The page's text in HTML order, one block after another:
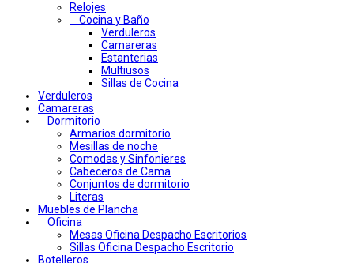
Relojes
Cocina y Baño
Verduleros
Camareras
Estanterias
Multiusos
Sillas de Cocina
Verduleros
Camareras
Dormitorio
Armarios dormitorio
Mesillas de noche
Comodas y Sinfonieres
Cabeceros de Cama
Conjuntos de dormitorio
Literas
Muebles de Plancha
Oficina
Mesas Oficina Despacho Escritorios
Sillas Oficina Despacho Escritorio
Botelleros